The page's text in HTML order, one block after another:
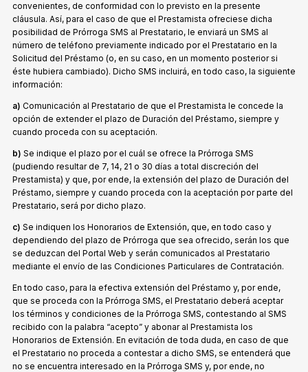
convenientes, de conformidad con lo previsto en la presente
cláusula. Así, para el caso de que el Prestamista ofreciese dicha
posibilidad de Prórroga SMS al Prestatario, le enviará un SMS al
número de teléfono previamente indicado por el Prestatario en la
Solicitud del Préstamo (o, en su caso, en un momento posterior si
éste hubiera cambiado). Dicho SMS incluirá, en todo caso, la siguiente
información:
a) Comunicación al Prestatario de que el Prestamista le concede la
opción de extender el plazo de Duración del Préstamo, siempre y
cuando proceda con su aceptación.
b) Se indique el plazo por el cuál se ofrece la Prórroga SMS
(pudiendo resultar de 7, 14, 21 o 30 días a total discreción del
Prestamista) y que, por ende, la extensión del plazo de Duración del
Préstamo, siempre y cuando proceda con la aceptación por parte del
Prestatario, será por dicho plazo.
c) Se indiquen los Honorarios de Extensión, que, en todo caso y
dependiendo del plazo de Prórroga que sea ofrecido, serán los que
se deduzcan del Portal Web y serán comunicados al Prestatario
mediante el envío de las Condiciones Particulares de Contratación.
En todo caso, para la efectiva extensión del Préstamo y, por ende,
que se proceda con la Prórroga SMS, el Prestatario deberá aceptar
los términos y condiciones de la Prórroga SMS, contestando al SMS
recibido con la palabra “acepto” y abonar al Prestamista los
Honorarios de Extensión. En evitación de toda duda, en caso de que
el Prestatario no proceda a contestar a dicho SMS, se entenderá que
no se encuentra interesado en la Prórroga SMS y, por ende, no